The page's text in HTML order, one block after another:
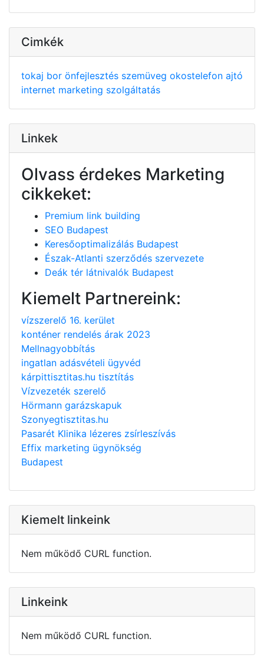
Cimkék
tokaj bor önfejlesztés szemüveg okostelefon ajtó
internet marketing szolgáltatás
Linkek
Olvass érdekes Marketing
cikkeket:
Premium link building
SEO Budapest
Keresőoptimalizálás Budapest
Észak-Atlanti szerződés szervezete
Deák tér látnivalók Budapest
Kiemelt Partnereink:
vízszerelő 16. kerület
konténer rendelés árak 2023
Mellnagyobbítás
ingatlan adásvételi ügyvéd
kárpittisztitas.hu tisztítás
Vízvezeték szerelő
Hörmann garázskapuk
Szonyegtisztitas.hu
Pasarét Klinika lézeres zsírleszívás
Effix marketing ügynökség
Budapest
Kiemelt linkeink
Nem működő CURL function.
Linkeink
Nem működő CURL function.